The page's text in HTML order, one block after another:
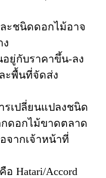
ะชนิดดอกไม้อาจ
อยู่กับราคาขึ้น-ลง
ะพื้นที่จัดส่ง
รเปลี่ยนแปลงชนิด
ดอกไม้ขาดตลาด
จากเจ้าหน้าที่
Hatari/Accord